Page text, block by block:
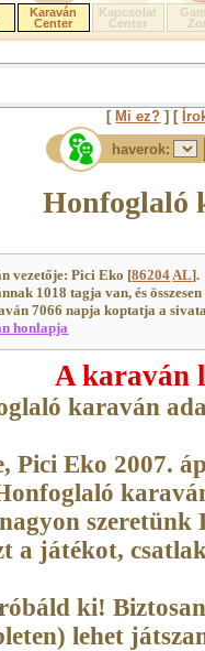
Karaván
Center
Kapcsolat
Center
[ Mi ez? ] [
haverok:
Honfoglaló
vezetője: Pici Eko [86204AL].
1018 tagja van, és
7066 napja koptatja a
honlapja
A karaván
karaván
Pici Eko 2007.
szeretünk
a játékot,
ki!
lehet